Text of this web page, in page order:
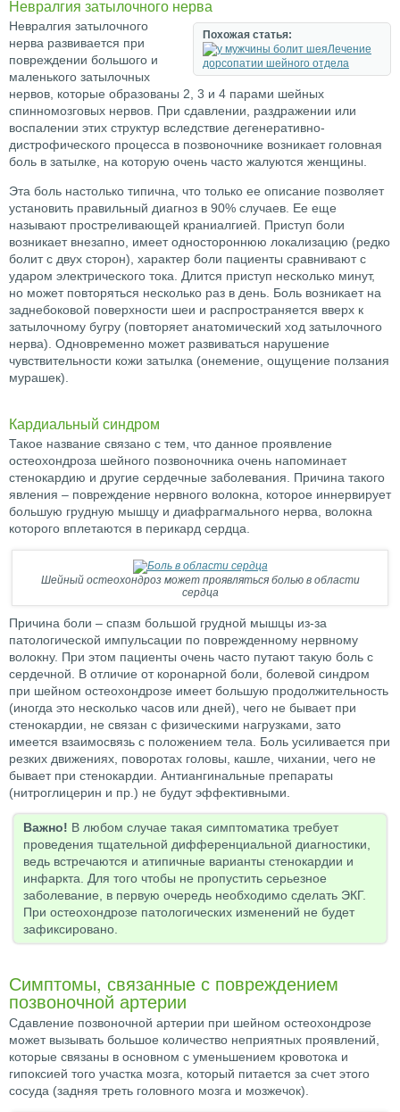
Невралгия затылочного нерва
Похожая статья:
Лечение
дорсопатии шейного отдела
Невралгия затылочного
нерва развивается при
повреждении большого и
маленького затылочных
нервов, которые образованы 2, 3 и 4 парами шейных
спинномозговых нервов. При сдавлении, раздражении или
воспалении этих структур вследствие дегенеративно-
дистрофического процесса в позвоночнике возникает головная
боль в затылке, на которую очень часто жалуются женщины.
Эта боль настолько типична, что только ее описание позволяет
установить правильный диагноз в 90% случаев. Ее еще
называют простреливающей краниалгией. Приступ боли
возникает внезапно, имеет одностороннюю локализацию (редко
болит с двух сторон), характер боли пациенты сравнивают с
ударом электрического тока. Длится приступ несколько минут,
но может повторяться несколько раз в день. Боль возникает на
заднебоковой поверхности шеи и распространяется вверх к
затылочному бугру (повторяет анатомический ход затылочного
нерва). Одновременно может развиваться нарушение
чувствительности кожи затылка (онемение, ощущение ползания
мурашек).
Кардиальный синдром
Такое название связано с тем, что данное проявление
остеохондроза шейного позвоночника очень напоминает
стенокардию и другие сердечные заболевания. Причина такого
явления – повреждение нервного волокна, которое иннервирует
большую грудную мышцу и диафрагмального нерва, волокна
которого вплетаются в перикард сердца.
Шейный остеохондроз может проявляться болью в области
сердца
Причина боли – спазм большой грудной мышцы из-за
патологической импульсации по поврежденному нервному
волокну. При этом пациенты очень часто путают такую боль с
сердечной. В отличие от коронарной боли, болевой синдром
при шейном остеохондрозе имеет большую продолжительность
(иногда это несколько часов или дней), чего не бывает при
стенокардии, не связан с физическими нагрузками, зато
имеется взаимосвязь с положением тела. Боль усиливается при
резких движениях, поворотах головы, кашле, чихании, чего не
бывает при стенокардии. Антиангинальные препараты
(нитроглицерин и пр.) не будут эффективными.
Важно! В любом случае такая симптоматика требует
проведения тщательной дифференциальной диагностики,
ведь встречаются и атипичные варианты стенокардии и
инфаркта. Для того чтобы не пропустить серьезное
заболевание, в первую очередь необходимо сделать ЭКГ.
При остеохондрозе патологических изменений не будет
зафиксировано.
Симптомы, связанные с повреждением
позвоночной артерии
Сдавление позвоночной артерии при шейном остеохондрозе
может вызывать большое количество неприятных проявлений,
которые связаны в основном с уменьшением кровотока и
гипоксией того участка мозга, который питается за счет этого
сосуда (задняя треть головного мозга и мозжечок).